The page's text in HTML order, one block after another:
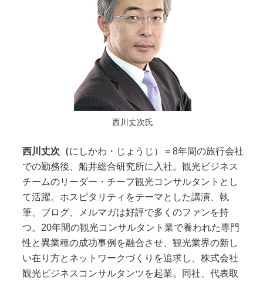
西川丈次氏
西川丈次（にしかわ・じょうじ）＝8年間の旅行会社
での勤務後、船井総合研究所に入社。観光ビジネス
チームのリーダー・チーフ観光コンサルタントとし
て活躍。ホスピタリティをテーマとした講演、執
筆、ブログ、メルマガは好評で多くのファンを持
つ。20年間の観光コンサルタント業で養われた専門
性と異業種の成功事例を融合させ、観光業界の新し
い在り方とネットワークづくりを追求し、株式会社
観光ビジネスコンサルタンツを起業。同社、代表取